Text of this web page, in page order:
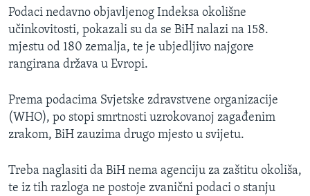
Podaci nedavno objavljenog Indeksa okolišne
učinkovitosti, pokazali su da se BiH nalazi na 158.
mjestu od 180 zemalja, te je ubjedljivo najgore
rangirana država u Evropi.
Prema podacima Svjetske zdravstvene organizacije
(WHO), po stopi smrtnosti uzrokovanoj zagađenim
zrakom, BiH zauzima drugo mjesto u svijetu.
Treba naglasiti da BiH nema agenciju za zaštitu okoliša,
te iz tih razloga ne postoje zvanični podaci o stanju